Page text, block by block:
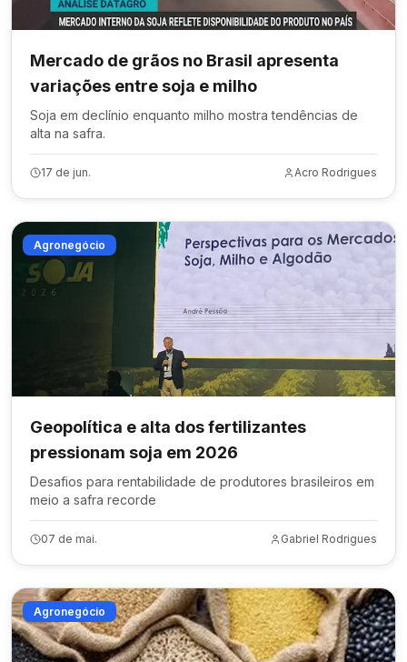
Mercado de grãos no Brasil apresenta
variações entre soja e milho
Soja em declínio enquanto milho mostra tendências de
alta na safra.
17 de jun. Acro Rodrigues
Agronegócio
Geopolítica e alta dos fertilizantes
pressionam soja em 2026
Desafios para rentabilidade de produtores brasileiros em
meio a safra recorde
07 de mai. Gabriel Rodrigues
Agronegócio